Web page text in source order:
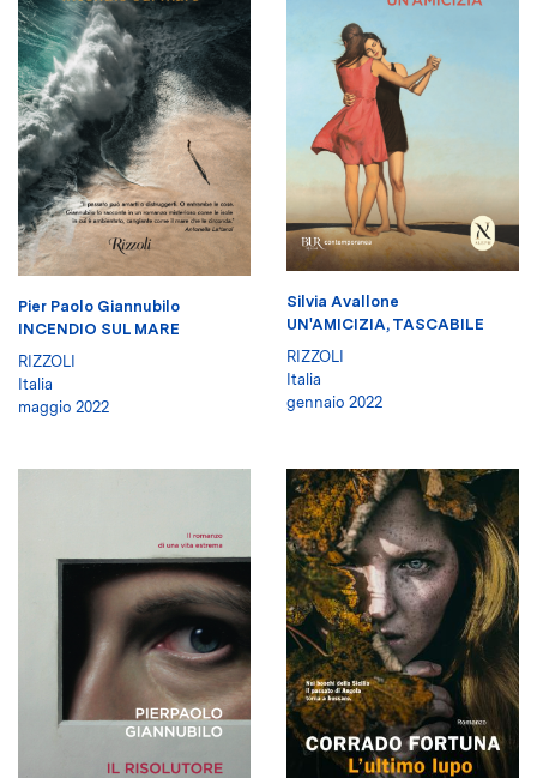
Pier Paolo Giannubilo
INCENDIO SUL MARE
RIZZOLI
Italia
maggio 2022
Silvia Avallone
UN'AMICIZIA, TASCABILE
RIZZOLI
Italia
gennaio 2022